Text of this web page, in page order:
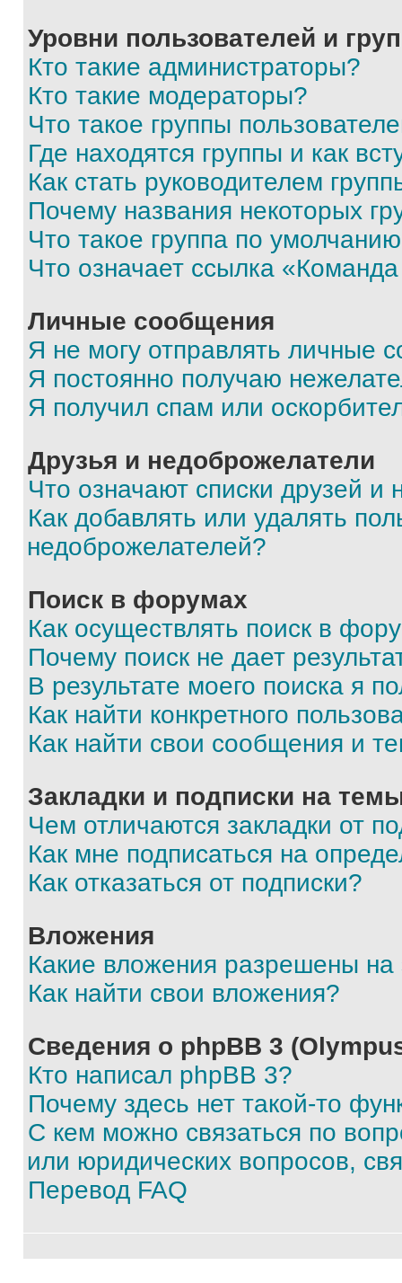
Уровни пользователей и
Кто такие администраторы?
Кто такие модераторы?
Что такое группы
Где находятся группы и как
Как стать руководителем
Почему названия некоторых
Что такое группа по
Что означает ссылка
Личные сообщения
Я не могу отправлять личные
Я постоянно получаю
Я получил спам или
Друзья и недоброжелатели
Что означают списки друзей и
Как добавлять или удалять
недоброжелателей?
Поиск в форумах
Как осуществлять поиск в
Почему поиск не дает
В результате моего поиска я
Как найти конкретного
Как найти свои сообщения и
Закладки и подписки на
Чем отличаются закладки от
Как мне подписаться на
Как отказаться от подписки?
Вложения
Какие вложения разрешены
Как найти свои вложения?
Сведения о phpBB 3
Кто написал phpBB 3?
Почему здесь нет такой-то
С кем можно связаться по
или юридических вопросов,
Перевод FAQ